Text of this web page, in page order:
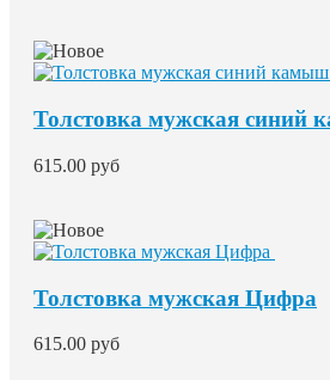
Толстовка мужская синий
615.00 руб
Толстовка мужская Цифра
615.00 руб